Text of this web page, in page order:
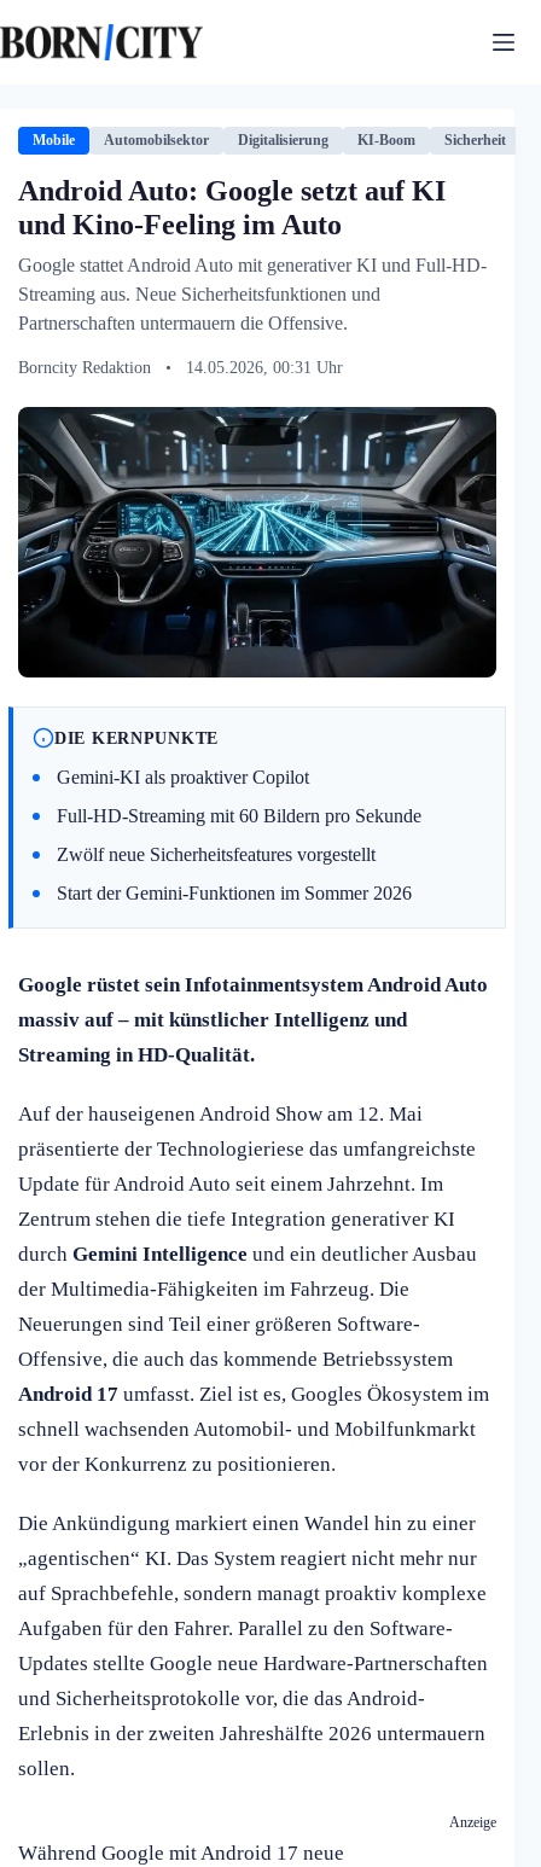
Inhalt
springen
Mobile Automobilsektor Digitalisierung KI-Boom Sicherheit
Android Auto: Google setzt auf KI
und Kino-Feeling im Auto
Google stattet Android Auto mit generativer KI und Full-HD-
Streaming aus. Neue Sicherheitsfunktionen und
Partnerschaften untermauern die Offensive.
Borncity Redaktion • 14.05.2026, 00:31 Uhr
DIE KERNPUNKTE
Gemini-KI als proaktiver Copilot
Full-HD-Streaming mit 60 Bildern pro Sekunde
Zwölf neue Sicherheitsfeatures vorgestellt
Start der Gemini-Funktionen im Sommer 2026
Google rüstet sein Infotainmentsystem Android Auto
massiv auf – mit künstlicher Intelligenz und
Streaming in HD-Qualität.
Auf der hauseigenen Android Show am 12. Mai
präsentierte der Technologieriese das umfangreichste
Update für Android Auto seit einem Jahrzehnt. Im
Zentrum stehen die tiefe Integration generativer KI
durch Gemini Intelligence und ein deutlicher Ausbau
der Multimedia-Fähigkeiten im Fahrzeug. Die
Neuerungen sind Teil einer größeren Software-
Offensive, die auch das kommende Betriebssystem
Android 17 umfasst. Ziel ist es, Googles Ökosystem im
schnell wachsenden Automobil- und Mobilfunkmarkt
vor der Konkurrenz zu positionieren.
Die Ankündigung markiert einen Wandel hin zu einer
„agentischen“ KI. Das System reagiert nicht mehr nur
auf Sprachbefehle, sondern managt proaktiv komplexe
Aufgaben für den Fahrer. Parallel zu den Software-
Updates stellte Google neue Hardware-Partnerschaften
und Sicherheitsprotokolle vor, die das Android-
Erlebnis in der zweiten Jahreshälfte 2026 untermauern
sollen.
Anzeige
Während Google mit Android 17 neue